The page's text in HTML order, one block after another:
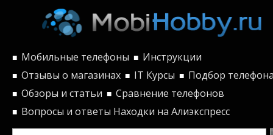
■ Мобильные телефоны ■ Инструкции
■ Отзывы о магазинах ■ IT Курсы ■ Подбор
■ Обзоры и статьи ■ Сравнение телефонов
■ Вопросы и ответы Находки на Алиэкспресс